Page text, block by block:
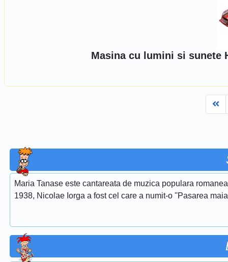
Masina cu lumini si sunete
Maria Tanase este cantareata de muzica populara
1938, Nicolae Iorga a fost cel care a numit-o ''Pasarea